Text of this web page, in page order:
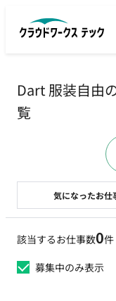
Dart 服装自由
覧
該当するお仕事数0件
募集中のみ表示
気になったお仕